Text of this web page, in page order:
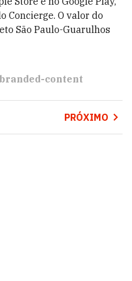
Concierge. O valor do
São Paulo-Guarulhos
branded-content
PRÓXIMO